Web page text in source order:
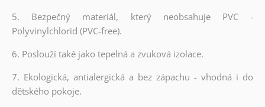
5. Bezpečný materiál, který neobsahuje PVC -
Polyvinylchlorid (PVC-free).
6. Poslouží také jako tepelná a zvuková izolace.
7. Ekologická, antialergická a bez zápachu - vhodná i do
dětského pokoje.